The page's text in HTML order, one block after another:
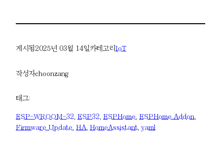
게시됨2025년 03월 14일카테고리IoT
작성자choonzang
태그:
ESP-WROOM-32 ESP32 ESPHome ESPHome Addon
Firmware Update HA HomeAssistant yaml